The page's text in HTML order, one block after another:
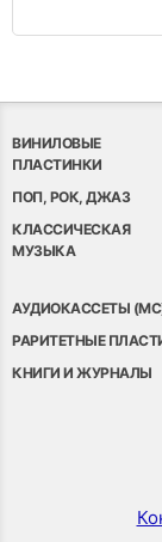
ВИНИЛОВЫЕ
ПЛАСТИНКИ
ПОП, РОК, ДЖАЗ
КЛАССИЧЕСКАЯ
МУЗЫКА
АУДИОКАССЕТЫ
РАРИТЕТНЫЕ
КНИГИ И ЖУРНАЛЫ